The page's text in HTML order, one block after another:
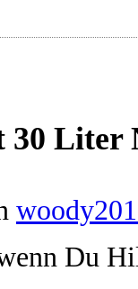
30 Liter
Du